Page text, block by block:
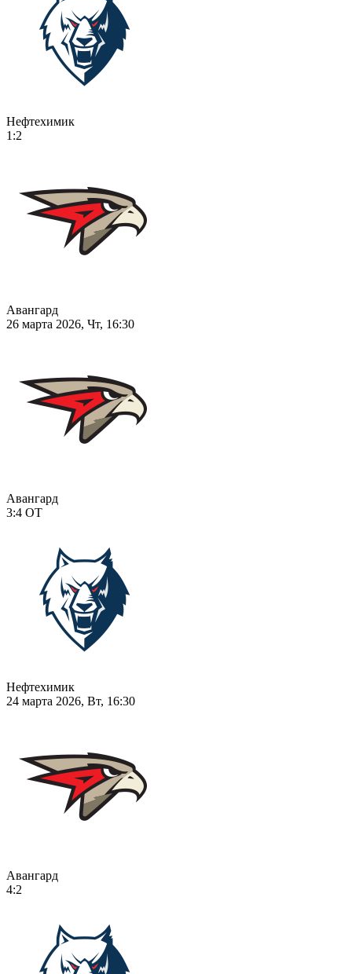
Нефтехимик
1:2
Авангард
26 марта 2026, Чт, 16:30
Авангард
3:4 ОТ
Нефтехимик
24 марта 2026, Вт, 16:30
Авангард
4:2